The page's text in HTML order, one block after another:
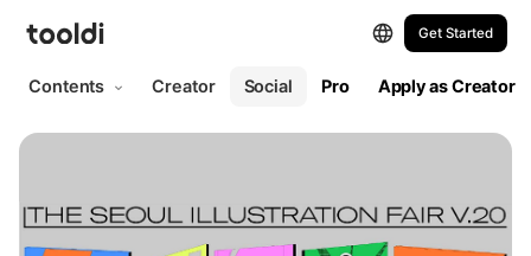
Get Started
Contents Creator Social Pro Apply as Creator